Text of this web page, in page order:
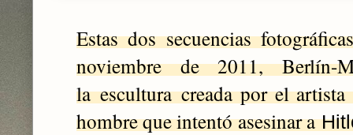
Estas dos secuencias
noviembre de 2011, Berlín-
laesculturacreada por el artista
hombre que intentó asesinar a